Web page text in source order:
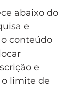
abaixo do
e
conteúdo
e
limite de